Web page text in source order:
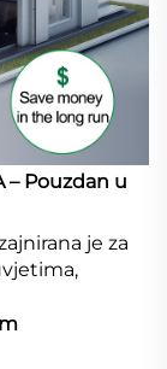
– Pouzdan u
je za